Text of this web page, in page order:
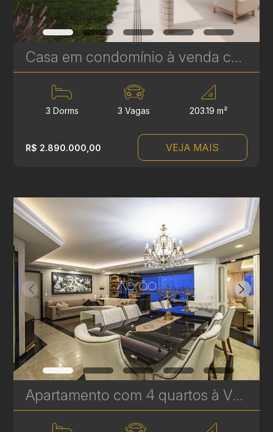
Casa em condomínio à venda com 3 suítes em Campina do Siqueira - 302,69 m² privativos - Casa Áurea | Ref. 1780
3 Dorms 3 Vagas 203.19 m²
R$ 2.890.000,00 VEJA MAIS
Apartamento com 4 quartos à Venda no Batel - 277 m² - Próximo ao Pátio Batel - Um apartamento por andar | Ref. 1812